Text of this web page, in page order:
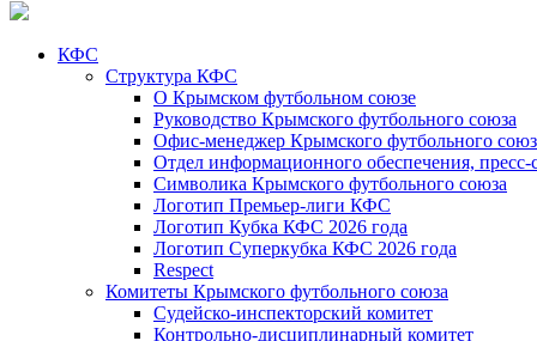
КФС
Структура КФС
О Крымском футбольном союзе
Руководство Крымского футбольного союза
Офис-менеджер Крымского футбольного
Отдел информационного обеспечения, пресс-
Символика Крымского футбольного союза
Логотип Премьер-лиги КФС
Логотип Кубка КФС 2026 года
Логотип Суперкубка КФС 2026 года
Respect
Комитеты Крымского футбольного союза
Судейско-инспекторский комитет
Контрольно-дисциплинарный комитет